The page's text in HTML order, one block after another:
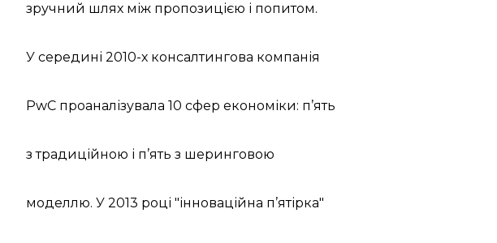
зручний шлях між пропозицією і попитом.
У середині 2010-х консалтингова компанія
PwC проаналізувала 10 сфер економіки: п’ять
з традиційною і п’ять з шеринговою
моделлю. У 2013 році "інноваційна п’ятірка"